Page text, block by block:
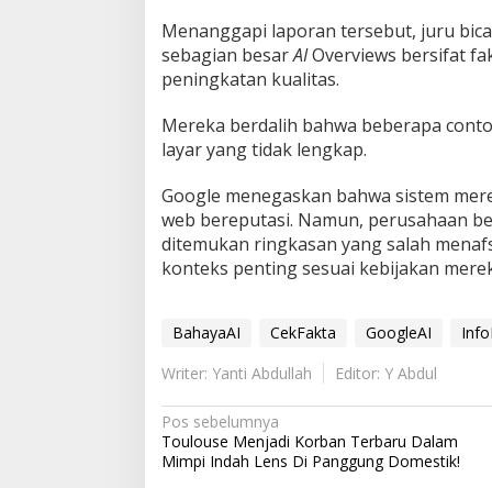
Menanggapi laporan tersebut, juru
sebagian besarAIOverviews bersifat
peningkatan kualitas.
Mereka berdalih bahwa beberapa
layar yang tidak lengkap.
Google menegaskan bahwa sistem
web bereputasi. Namun, perusahaan
ditemukan ringkasan yang salah
konteks penting sesuai kebijakan
BahayaAI CekFakta GoogleAI
Writer: Yanti Abdullah
Editor: Y Abdul
N
a
Pos sebelumnya
Toulouse Menjadi Korban Terbaru Dalam
Mimpi Indah Lens Di Panggung Domestik!